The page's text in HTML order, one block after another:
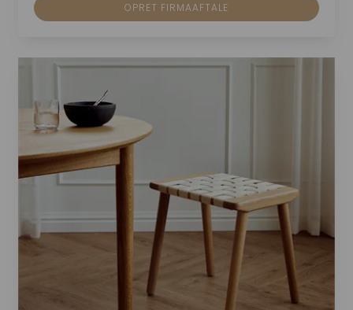
OPRET FIRMAAFTALE